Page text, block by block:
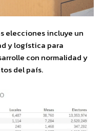
elecciones incluye un
y logística para
con normalidad y
del país.